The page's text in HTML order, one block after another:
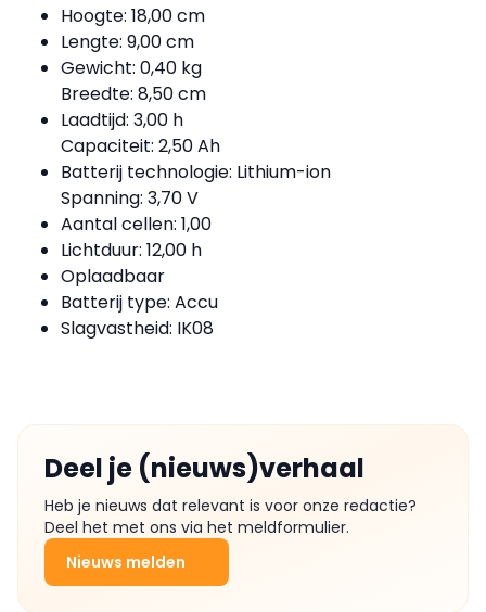
Hoogte: 18,00 cm
Lengte: 9,00 cm
Gewicht: 0,40 kg
Breedte: 8,50 cm
Laadtijd: 3,00 h
Capaciteit: 2,50 Ah
Batterij technologie: Lithium-ion
Spanning: 3,70 V
Aantal cellen: 1,00
Lichtduur: 12,00 h
Oplaadbaar
Batterij type: Accu
Slagvastheid: IK08
Deel je (nieuws)verhaal
Heb je nieuws dat relevant is voor onze redactie?
Deel het met ons via het meldformulier.
Nieuws melden